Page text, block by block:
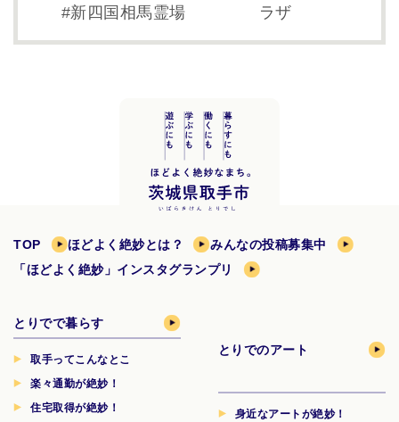
新四国相馬霊場
ラザ
TOP ほどよく絶妙とは？
みんなの投稿募集中
「ほどよく絶妙」インスタグランプリ
とりでで暮らす
取手ってこんなとこ
楽々通勤が絶妙！
住宅取得が絶妙！
とりでのアート
身近なアートが絶妙！